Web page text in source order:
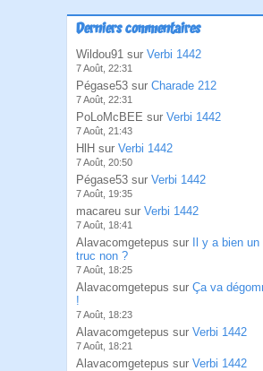
Derniers commentaires
Wildou91 sur Verbi 1442
7 Août, 22:31
Pégase53 sur Charade 212
7 Août, 22:31
PoLoMcBEE sur Verbi 1442
7 Août, 21:43
HlH sur Verbi 1442
7 Août, 20:50
Pégase53 sur Verbi 1442
7 Août, 19:35
macareu sur Verbi 1442
7 Août, 18:41
Alavacomgetepus sur
Il y a bien un
truc non ?
7 Août, 18:25
Alavacomgetepus sur Ça va
!
7 Août, 18:23
Alavacomgetepus sur Verbi 1442
7 Août, 18:21
Alavacomgetepus sur Verbi 1442